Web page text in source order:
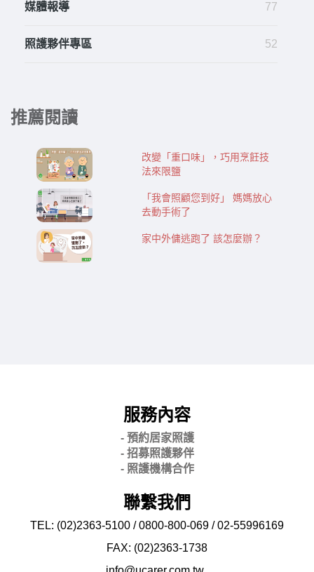
媒體報導 77
照護夥伴專區 52
推薦閱讀
改變「重口味」，巧用烹飪技
法來限鹽
「我會照顧您到好」 媽媽放心
去動手術了
家中外傭逃跑了 該怎麼辦？
服務內容
- 預約居家照護
- 招募照護夥伴
- 照護機構合作
聯繫我們
TEL: (02)2363-5100 / 0800-800-069 / 02-55996169
FAX: (02)2363-1738